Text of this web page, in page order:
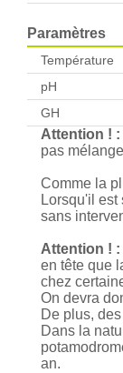
Paramètres
Température
pH
GH
Attention ! :
pas
Comme la
Lorsqu'il
sans
Attention ! :
en tête que
chez
On devra
De plus,
Dans la
an.